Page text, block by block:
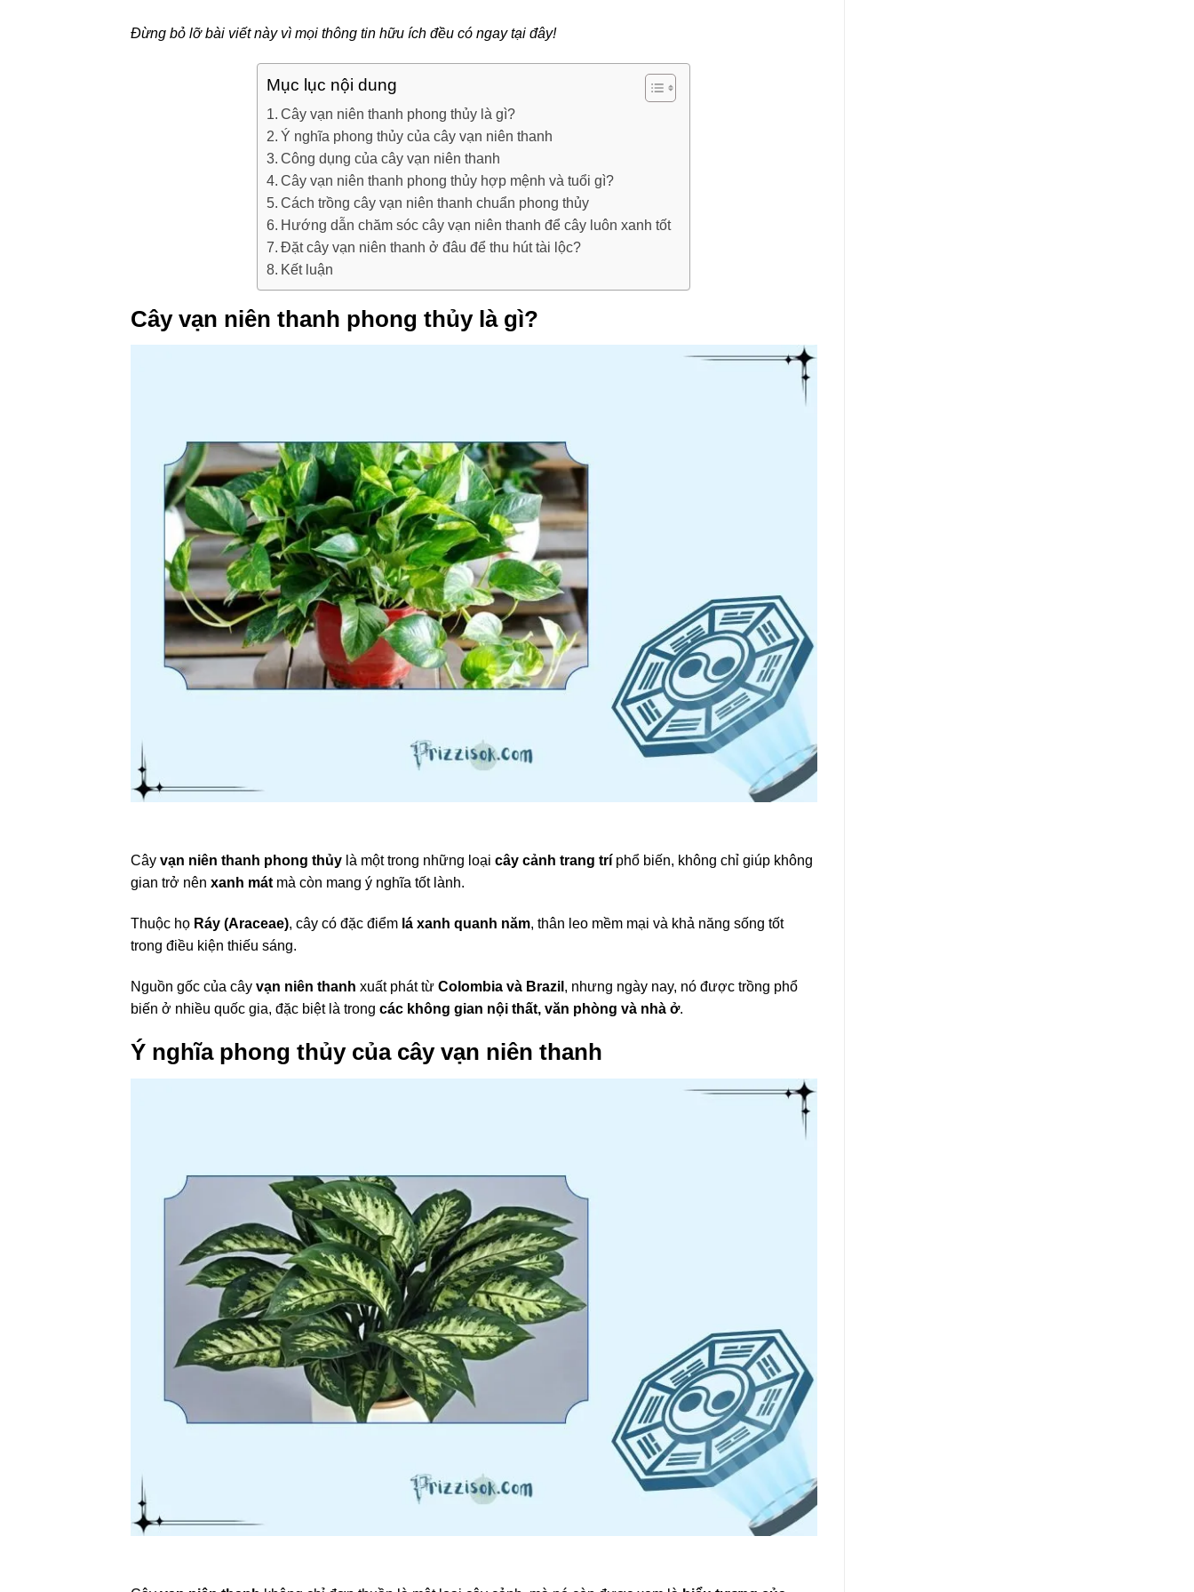
Đừng bỏ lỡ bài viết này vì mọi thông tin hữu ích đều có ngay tại đây!
Mục lục nội dung
Cây vạn niên thanh phong thủy là gì?
Ý nghĩa phong thủy của cây vạn niên thanh
Công dụng của cây vạn niên thanh
Cây vạn niên thanh phong thủy hợp mệnh và tuổi gì?
Cách trồng cây vạn niên thanh chuẩn phong thủy
Hướng dẫn chăm sóc cây vạn niên thanh để cây luôn xanh tốt
Đặt cây vạn niên thanh ở đâu để thu hút tài lộc?
Kết luận
Cây vạn niên thanh phong thủy là gì?
Cây vạn niên thanh phong thủy là một trong những loại cây cảnh trang trí phổ biến, không chỉ giúp không
gian trở nên xanh mát mà còn mang ý nghĩa tốt lành.
Thuộc họ Ráy (Araceae), cây có đặc điểm lá xanh quanh năm, thân leo mềm mại và khả năng sống tốt
trong điều kiện thiếu sáng.
Nguồn gốc của cây vạn niên thanh xuất phát từ Colombia và Brazil , nhưng ngày nay, nó được trồng phổ
biến ở nhiều quốc gia, đặc biệt là trong các không gian nội thất, văn phòng và nhà ở.
Ý nghĩa phong thủy của cây vạn niên thanh